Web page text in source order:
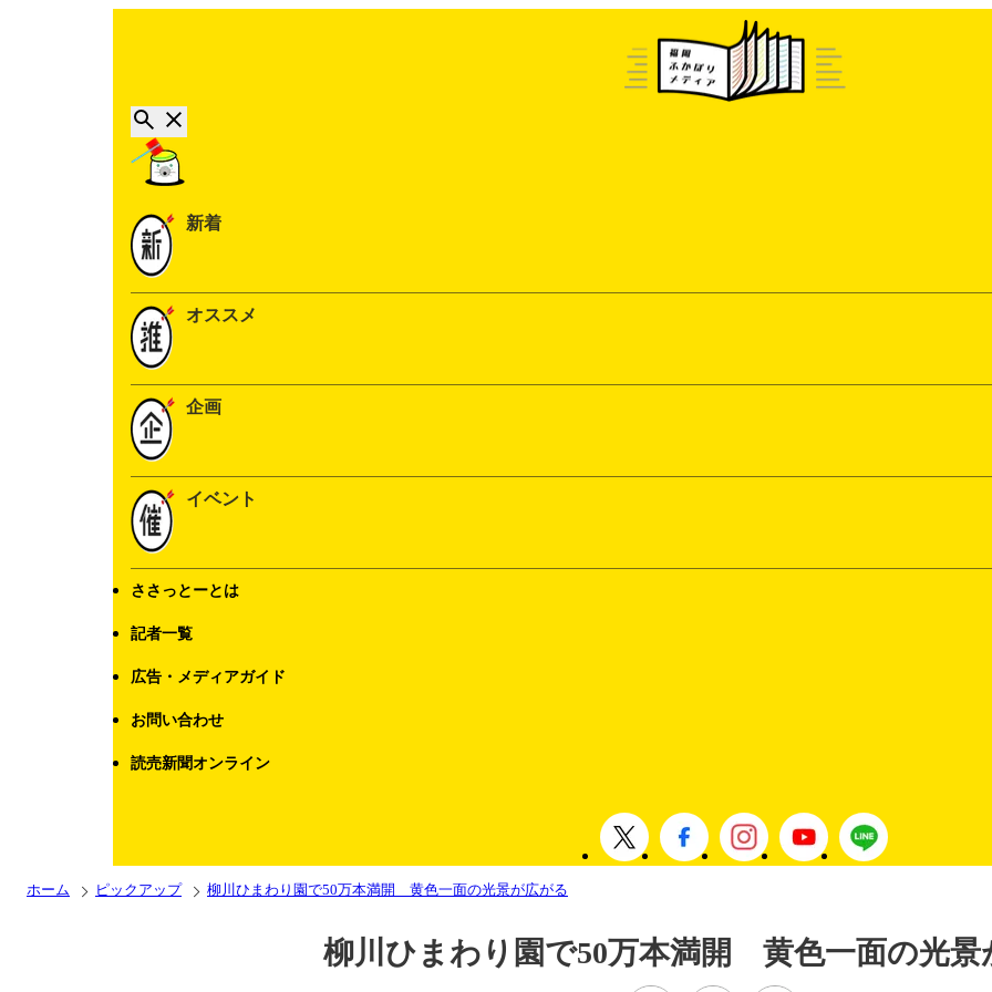
新着
オススメ
企画
イベント
ささっとーとは
記者一覧
広告・メディアガイド
お問い合わせ
読売新聞オンライン
ホーム ピックアップ 柳川ひまわり園で50万本満開 黄色一面の光景が広がる
柳川ひまわり園で50万本満開 黄色一面の光景